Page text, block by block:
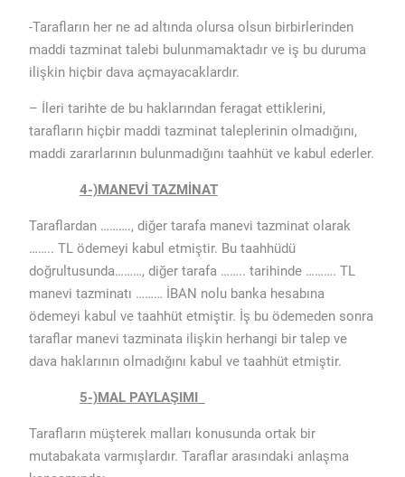
-Tarafların her ne ad altında olursa olsun birbirlerinden
maddi tazminat talebi bulunmamaktadır ve iş bu duruma
ilişkin hiçbir dava açmayacaklardır.
– İleri tarihte de bu haklarından feragat ettiklerini,
tarafların hiçbir maddi tazminat taleplerinin olmadığını,
maddi zararlarının bulunmadığını taahhüt ve kabul ederler.
4-)MANEVİ TAZMİNAT
Taraflardan ………., diğer tarafa manevi tazminat olarak
…….. TL ödemeyi kabul etmiştir. Bu taahhüdü
doğrultusunda………, diğer tarafa …….. tarihinde ………. TL
manevi tazminatı ……… İBAN nolu banka hesabına
ödemeyi kabul ve taahhüt etmiştir. İş bu ödemeden sonra
taraflar manevi tazminata ilişkin herhangi bir talep ve
dava haklarının olmadığını kabul ve taahhüt etmiştir.
5-)MAL PAYLAŞIMI
Tarafların müşterek malları konusunda ortak bir
mutabakata varmışlardır. Taraflar arasındaki anlaşma